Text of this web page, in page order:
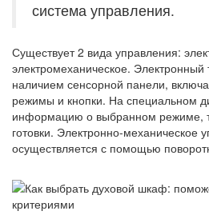
система управления.
Существует 2 вида управления:
электромеханическое. Электронный
наличием сенсорной панели,
режимы и кнопки. На специальном
информацию о выбранном режиме,
готовки. Электронно-механическое
осуществляется с помощью